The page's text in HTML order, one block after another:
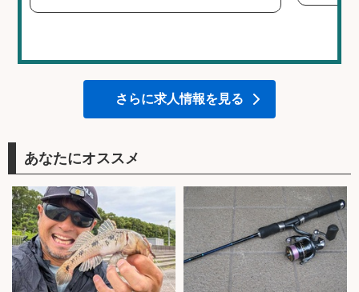
さらに求人情報を見る
あなたにオススメ